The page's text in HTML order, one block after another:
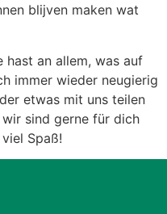
blijven maken wat
hast an allem, was auf
immer wieder neugierig
etwas mit uns teilen
sind gerne für dich
Spaß!